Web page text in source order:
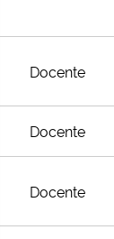
Docente
Docente
Docente